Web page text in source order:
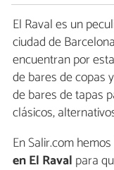
El Raval es un
ciudad de
encuentran por
de bares de copas
de bares de tapas
clásicos,
En Salir.com
en El Raval para